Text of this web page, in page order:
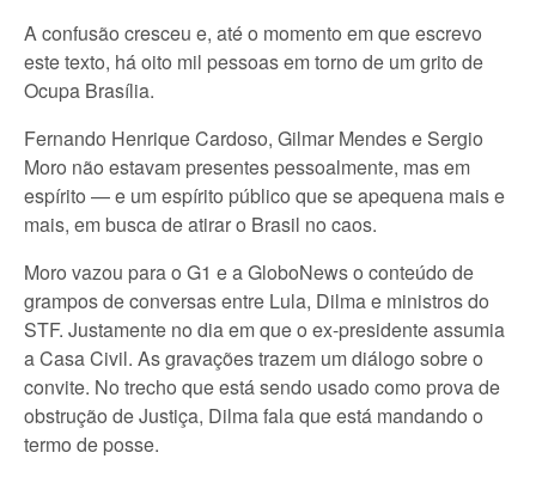
A confusão cresceu e, até o momento em que escrevo
este texto, há oito mil pessoas em torno de um grito de
Ocupa Brasília.
Fernando Henrique Cardoso, Gilmar Mendes e Sergio
Moro não estavam presentes pessoalmente, mas em
espírito — e um espírito público que se apequena mais e
mais, em busca de atirar o Brasil no caos.
Moro vazou para o G1 e a GloboNews o conteúdo de
grampos de conversas entre Lula, Dilma e ministros do
STF. Justamente no dia em que o ex-presidente assumia
a Casa Civil. As gravações trazem um diálogo sobre o
convite. No trecho que está sendo usado como prova de
obstrução de Justiça, Dilma fala que está mandando o
termo de posse.